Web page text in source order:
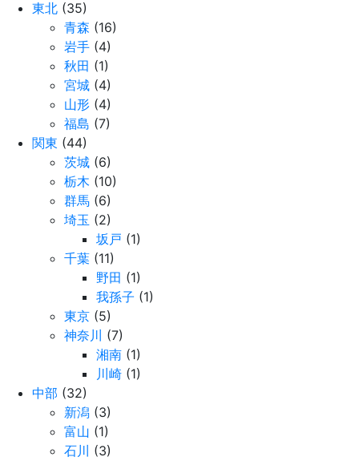
東北 (35)
青森 (16)
岩手 (4)
秋田 (1)
宮城 (4)
山形 (4)
福島 (7)
関東 (44)
茨城 (6)
栃木 (10)
群馬 (6)
埼玉 (2)
坂戸 (1)
千葉 (11)
野田 (1)
我孫子 (1)
東京 (5)
神奈川 (7)
湘南 (1)
川崎 (1)
中部 (32)
新潟 (3)
富山 (1)
石川 (3)